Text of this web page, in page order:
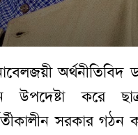
অর্থনীতিবিদ
উপদেষ্টা করে
সরকার গঠন